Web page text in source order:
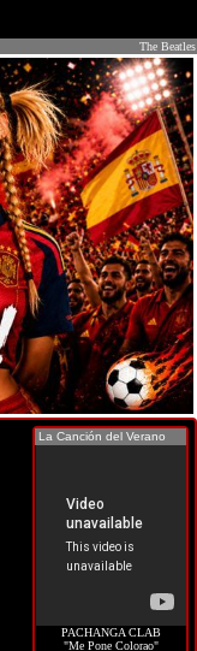
The Beatles
La Canción del Verano
PACHANGA CLAB
"Me Pone Colorao"